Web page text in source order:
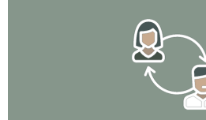
- מהשיחה והפגישה הראשונה, דרך
עד הרכישה וגם הרבה אחריה!